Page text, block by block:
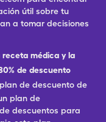
útil sobre tu
a tomar decisiones
médica y la
de descuento
de descuento de
plan de
descuentos para